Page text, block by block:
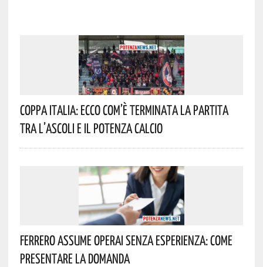
Coppa Italia: Ecco Com’è Terminata La Partita
Tra L’Ascoli E Il Potenza Calcio
Ferrero Assume Operai Senza Esperienza: Come
Presentare La Domanda